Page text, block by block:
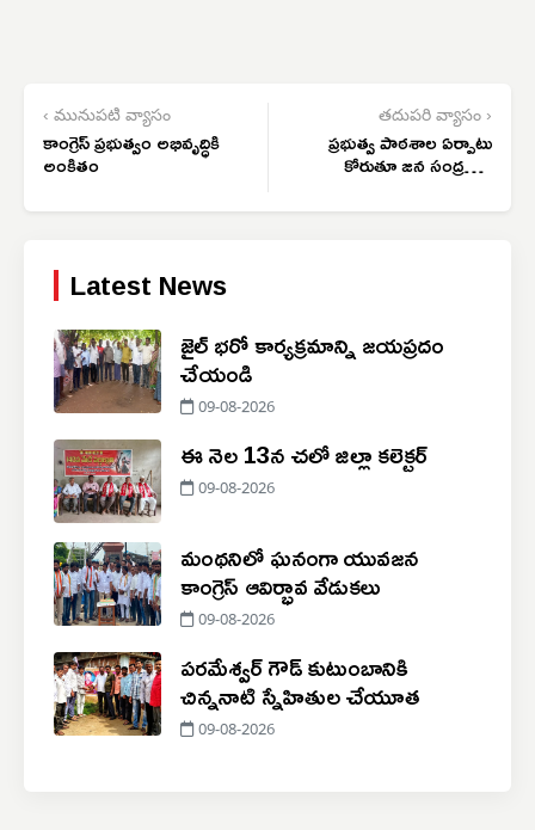
‹ మునుపటి వ్యాసం
కాంగ్రెస్ ప్రభుత్వం అభివృద్ధికి
అంకితం
తదుపరి వ్యాసం ›
ప్రభుత్వ పాఠశాల ఏర్పాటు
కోరుతూ జన సంద్రమైన
మానవహారం
Latest News
జైల్ భరో కార్యక్రమాన్ని జయప్రదం
చేయండి
09-08-2026
ఈ నెల 13న చలో జిల్లా కలెక్టర్
09-08-2026
మంథనిలో ఘనంగా యువజన
కాంగ్రెస్ ఆవిర్భావ వేడుకలు
09-08-2026
పరమేశ్వర్ గౌడ్ కుటుంబానికి
చిన్ననాటి స్నేహితుల చేయూత
09-08-2026